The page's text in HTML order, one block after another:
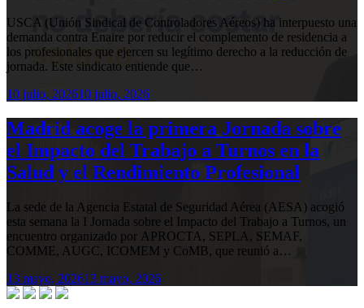
USCA (Unión Sindical de Controladores Aéreos) ha interpuesto una
demanda contra Enaire por reducir el complemento de residencia a
los profesionales que ejercen su legítimo derecho a la reducción de
jornada. Este sindicato entiende que…
10 julio, 202610 julio, 2026
Madrid acoge la primera Jornada sobre
el Impacto del Trabajo a Turnos en la
Salud y el Rendimiento Profesional
La sede de la Agencia Estatal de Seguridad Aérea (AESA) acogió
esta semana la I Jornada sobre el Impacto del Trabajo a Turnos, un
encuentro organizado por APROCTA, SEPLA, SEMAF,
COMME, AUGC, ICOMEM y CoMB, que reunió a…
13 mayo, 202613 mayo, 2026